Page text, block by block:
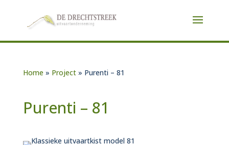
Home » Project» Purenti – 81
Purenti – 81